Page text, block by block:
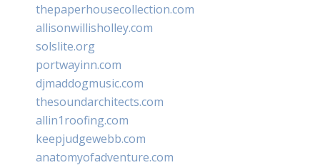
thepaperhousecollection.com
allisonwillisholley.com
solslite.org
portwayinn.com
djmaddogmusic.com
thesoundarchitects.com
allin1roofing.com
keepjudgewebb.com
anatomyofadventure.com